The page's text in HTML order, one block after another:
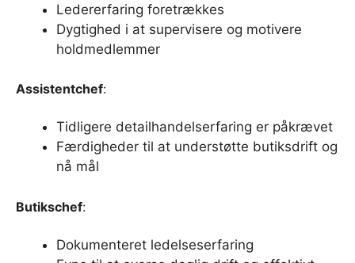
Ledererfaring foretrækkes
Dygtighed i at supervisere og motivere
holdmedlemmer
Assistentchef:
Tidligere detailhandelserfaring er påkrævet
Færdigheder til at understøtte butiksdrift og
nå mål
Butikschef:
Dokumenteret ledelseserfaring